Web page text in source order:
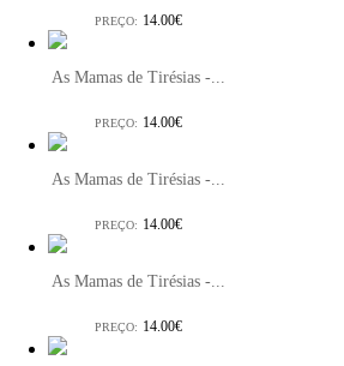
PREÇO: 14.00€
As Mamas de Tirésias -...
PREÇO: 14.00€
As Mamas de Tirésias -...
PREÇO: 14.00€
As Mamas de Tirésias -...
PREÇO: 14.00€